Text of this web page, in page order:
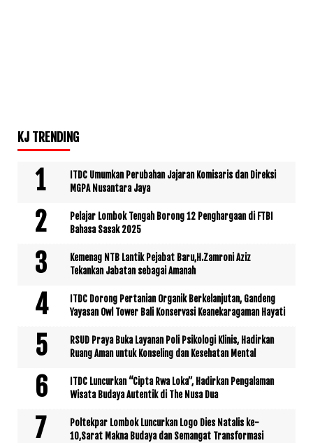
KJ TRENDING
ITDC Umumkan Perubahan Jajaran Komisaris dan Direksi
MGPA Nusantara Jaya
Pelajar Lombok Tengah Borong 12 Penghargaan di FTBI
Bahasa Sasak 2025
Kemenag NTB Lantik Pejabat Baru,H.Zamroni Aziz
Tekankan Jabatan sebagai Amanah
ITDC Dorong Pertanian Organik Berkelanjutan, Gandeng
Yayasan Owl Tower Bali Konservasi Keanekaragaman Hayati
RSUD Praya Buka Layanan Poli Psikologi Klinis, Hadirkan
Ruang Aman untuk Konseling dan Kesehatan Mental
ITDC Luncurkan “Cipta Rwa Loka”, Hadirkan Pengalaman
Wisata Budaya Autentik di The Nusa Dua
Poltekpar Lombok Luncurkan Logo Dies Natalis ke-
10,Sarat Makna Budaya dan Semangat Transformasi